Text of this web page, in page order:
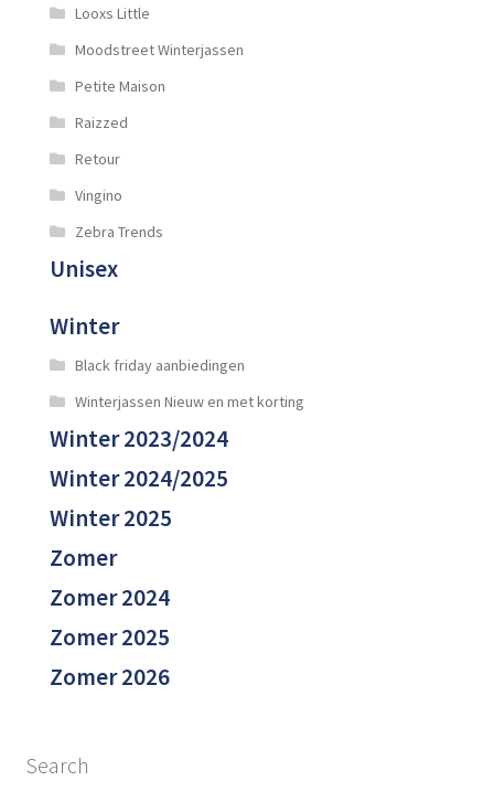
Looxs Little
Moodstreet Winterjassen
Petite Maison
Raizzed
Retour
Vingino
Zebra Trends
Unisex
Winter
Black friday aanbiedingen
Winterjassen Nieuw en met korting
Winter 2023/2024
Winter 2024/2025
Winter 2025
Zomer
Zomer 2024
Zomer 2025
Zomer 2026
Search